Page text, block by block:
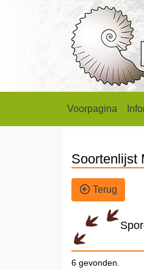
Voorpagina
Soortenlijst
Terug
6 gevonden.